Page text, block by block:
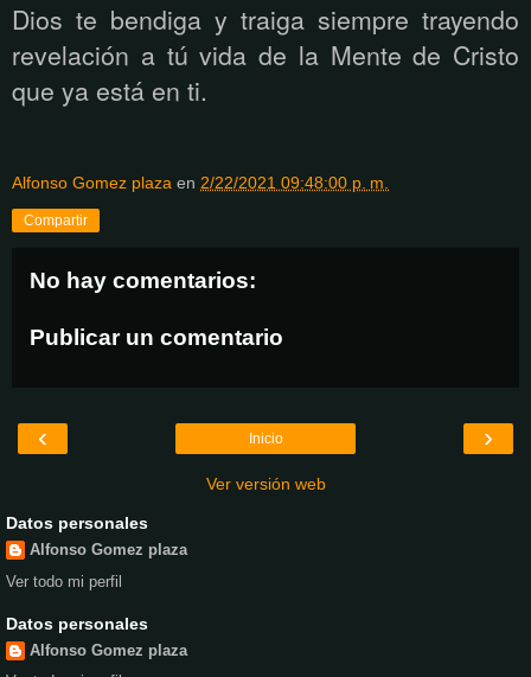
Dios te bendiga y traiga siempre trayendo
revelación a tú vida de la Mente de Cristo
que ya está en ti.
Alfonso Gomez plaza en 2/22/2021 09:48:00 p. m.
Compartir
No hay comentarios:
Publicar un comentario
‹ ›
Inicio
Ver versión web
Datos personales
Alfonso Gomez plaza
Ver todo mi perfil
Datos personales
Alfonso Gomez plaza